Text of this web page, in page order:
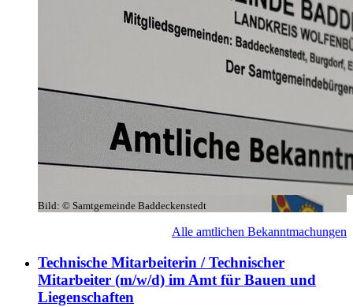
Bild: © Samtgemeinde Baddeckenstedt
Alle amtlichen Bekanntmachungen
Technische Mitarbeiterin / Technischer
Mitarbeiter (m/w/d) im Amt für Bauen und
Liegenschaften